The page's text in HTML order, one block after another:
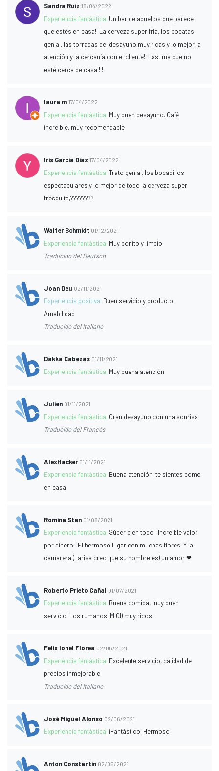
Sandra Ruiz 18/04/2022
Experiencia fantástica: Un bar de aquellos que parece
que estés en casa!! La cerveza super fría, los bocatas
genial, las torradas del desayuno muy ricas y lo mejor la
atención y la cercanía con el cliente!! Lastima que no
esté cerca de casa!!!!
laura m 17/04/2022
Experiencia fantástica: Muy buen desayuno. Café
increíble. muy recomendable
Iris Garcia Diaz 17/04/2022
Experiencia fantástica:Trato genial, los bocadillos
espectaculares y lo mejor de todo la cerveza super
fresquita,????????
Walter Schmidt 01/12/2021
Experiencia fantástica: Muy bonito y limpio
Traducido del Deutsch
Joan Deu 02/11/2021
Experiencia positiva: Buen servicio y producto.
Amabilidad
Traducido del Italiano
Dakka Cabezas 01/11/2021
Experiencia fantástica: Muy buena atención
Julien 01/11/2021
Experiencia fantástica: Gran desayuno con una sonrisa
Traducido del Francés
AlexHacker 01/11/2021
Experiencia fantástica: Buena atención, te sientes como
en casa
Romina Stan 01/08/2021
Experiencia fantástica: Súper bien todo! ¡Increíble valor
por dinero! ¡El hermoso lugar con muchas flores! Y la
camarera (Larisa creo que su nombre es) un amor ❤
Roberto Prieto Cañal 01/07/2021
Experiencia fantástica: Buena comida, muy buen
servicio. Los rumanos (MICI) muy ricos.
Felix Ionel Florea 02/06/2021
Experiencia fantástica: Excelente servicio, calidad de
precios inmejorable
Traducido del Italiano
José Miguel Alonso 02/06/2021
Experiencia fantástica: ¡Fantástico! Hermoso
Anton Constantin 02/06/2021